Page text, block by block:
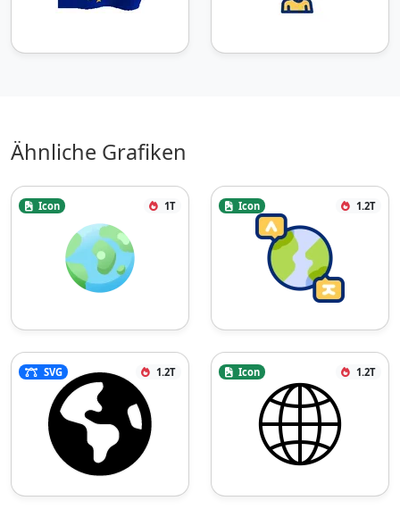
Ähnliche Grafiken
Icon 1T Icon 1.2T
SVG 1.2T Icon 1.2T